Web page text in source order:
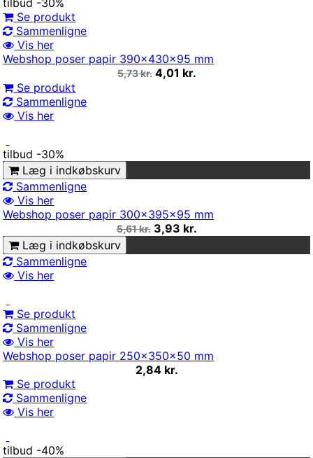
Se produkt
Sammenligne
Vis her
Webshop poser papir 390x430x95 mm
5,73 kr. 4,01 kr.
Se produkt
Sammenligne
Vis her
tilbud -30%
Læg i indkøbskurv
Sammenligne
Vis her
Webshop poser papir 300x395x95 mm
5,61 kr. 3,93 kr.
Læg i indkøbskurv
Sammenligne
Vis her
Se produkt
Sammenligne
Vis her
Webshop poser papir 250x350x50 mm
2,84 kr.
Se produkt
Sammenligne
Vis her
tilbud -40%